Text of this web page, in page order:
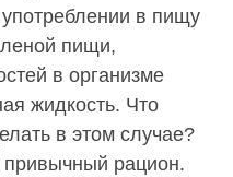
в пищу
пищи,
в организме
жидкость. Что
в этом случае?
привычный рацион.